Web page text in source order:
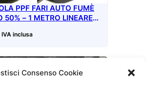
Consenso Cookie
PPF FARI AUTO FUMÈ
50% – 1 METRO LINEARE X
IVA inclusa